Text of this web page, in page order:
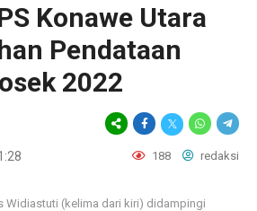
Konawe Utara
Pendataan
2022
188 redaksi
Widiastuti (kelima dari kiri) didampingi